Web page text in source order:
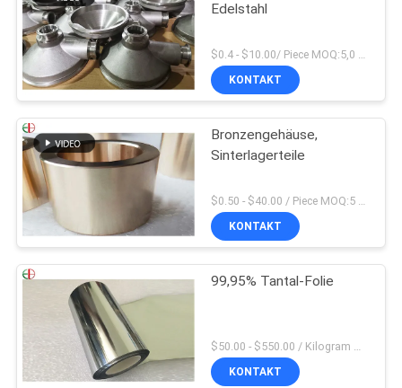
Edelstahl
KONTAKT
Bronzengehäuse,
Sinterlagerteile
KONTAKT
99,95% Tantal-Folie
$50.00 - $550.00 / Kilogram MOQ:2 Kilogramm
KONTAKT